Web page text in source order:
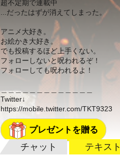
超不定期で連載中
...だったはずが消えてしまった。
アニメ大好き。
お絵かき大好き。
でも投稿するほど上手くない。
フォローしないと呪われるぞ！
フォローしても呪われるよ！
＿＿＿＿＿＿＿＿＿＿＿＿＿
Twitter↓
https://mobile.twitter.com/TKT9323
プレゼントを贈る
チャット テキスト